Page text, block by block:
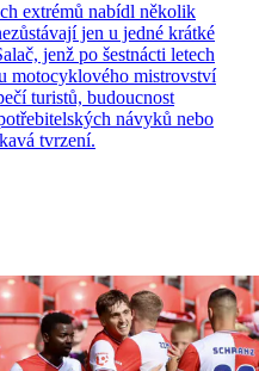
extrémů nabídl několik
jen u jedné krátké
jenž po šestnácti letech
motocyklového mistrovství
turistů, budoucnost
návyků nebo
tvrzení.